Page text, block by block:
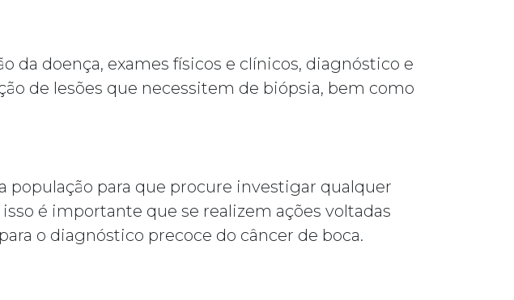
da doença, exames físicos e clínicos, diagnóstico e
de lesões que necessitem de biópsia, bem como
população para que procure investigar qualquer
é importante que se realizem ações voltadas
o diagnóstico precoce do câncer de boca.